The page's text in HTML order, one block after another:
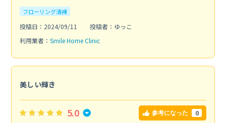
フローリング清掃
投稿日：2024/09/11
投稿者：ゆっこ
利用業者： Smile Home Clinic
美しい輝き
5.0 参考になった 0